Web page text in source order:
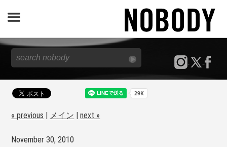
JOURNAL
SPECIAL
REPORT
NOBODY STORE
« previous メイン |next »
November 30, 2010